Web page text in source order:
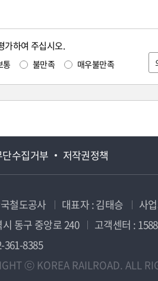
가하여 주십시오.
통 불만족 매우불만족
수집거부 저작권정책
철도공사 대표자 : 김태승 사
동구 중앙로 240
고객센터 :
361-8385
ⓒ KOREA RAILROAD. ALL